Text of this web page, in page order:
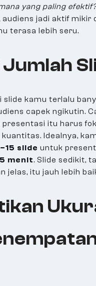
yang paling
audiens jadi aktif mikir
terasa lebih seru.
slide kamu terlalu
capek ngikutin.
itu harus
Idealnya,
slide untuk
menit. Slide sedikit,
jelas, itu jauh lebih